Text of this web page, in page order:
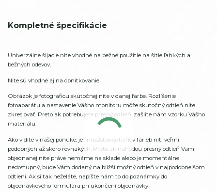
Kompletné špecifikácie
Univerzálne šijacie nite vhodné na bežné použitie na šitie ľahkých a
bežných odevov.
Nite sú vhodné aj na obnitkovanie.
Obrázok je fotografiou skutočnej nite v danej farbe. Rozlíšenie
fotoaparátu a nastavenie Vášho monitoru môže skutočný odtieň nite
zkresľovať. Preto ak potrebujete presný odtieň, zašlite nám vzorku Vášho
materiálu.
Ako vidíte v našej ponuke, je množstvo odtieňov farieb nití veľmi
podobných až skoro rovnakých. Preto ak náhodou presný odtieň Vami
objednanej nite práve nemáme na sklade alebo je momentálne
nedostupný, bude Vám dodaný najbližší možný odtieň v najpodobnejšom
odtieni. Ak si tak neželáte, napíšte nám to do poznámky do
objednávkového formulára pri ukončení objednávky.